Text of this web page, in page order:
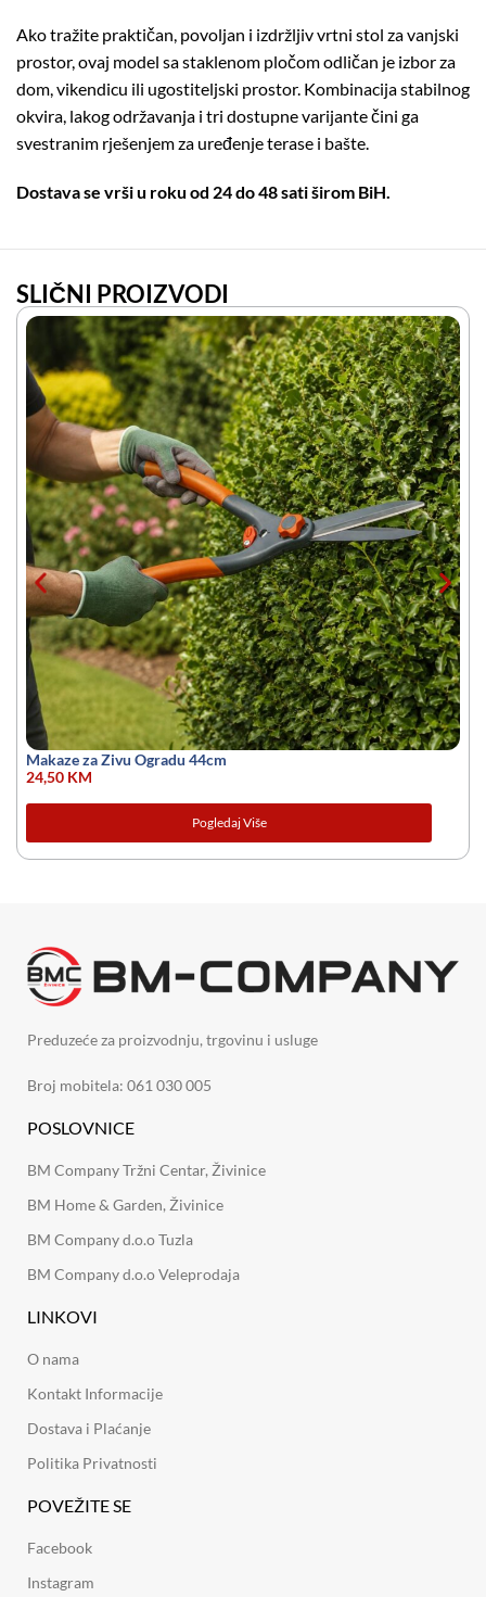
Ako tražite praktičan, povoljan i izdržljiv vrtni stol za vanjski
prostor, ovaj model sa staklenom pločom odličan je izbor za
dom, vikendicu ili ugostiteljski prostor. Kombinacija stabilnog
okvira, lakog održavanja i tri dostupne varijante čini ga
svestranim rješenjem za uređenje terase i bašte.
Dostava se vrši u roku od 24 do 48 sati širom BiH.
SLIČNI PROIZVODI
Makaze za Zivu Ogradu 44cm
24,50 KM
Pogledaj Više
Preduzeće za proizvodnju, trgovinu i usluge
Broj mobitela: 061 030 005
POSLOVNICE
BM Company Tržni Centar, Živinice
BM Home & Garden, Živinice
BM Company d.o.o Tuzla
BM Company d.o.o Veleprodaja
LINKOVI
O nama
Kontakt Informacije
Dostava i Plaćanje
Politika Privatnosti
POVEŽITE SE
Facebook
Instagram